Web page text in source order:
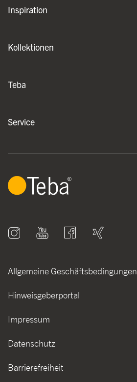
Inspiration
Kollektionen
Teba
Service
Allgemeine Geschäftsbedingungen
Hinweisgeberportal
Impressum
Datenschutz
Barrierefreiheit